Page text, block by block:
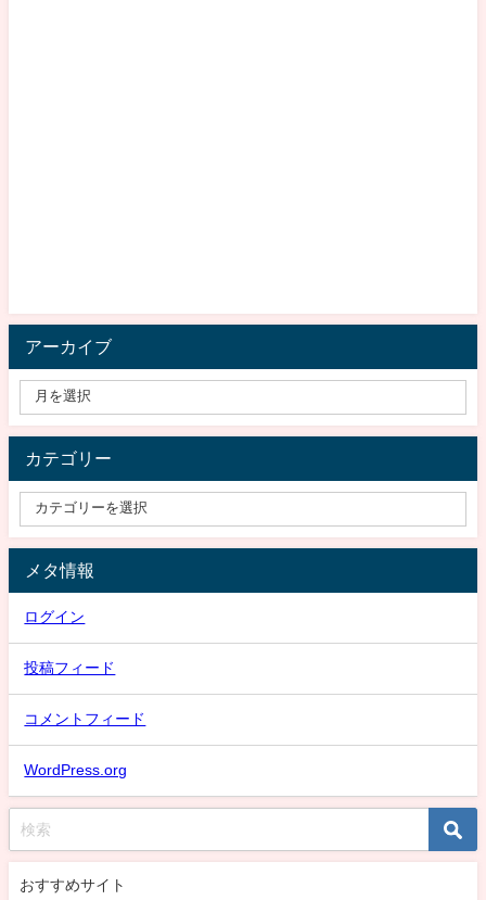
アーカイブ
カテゴリー
メタ情報
ログイン
投稿フィード
コメントフィード
WordPress.org
おすすめサイト